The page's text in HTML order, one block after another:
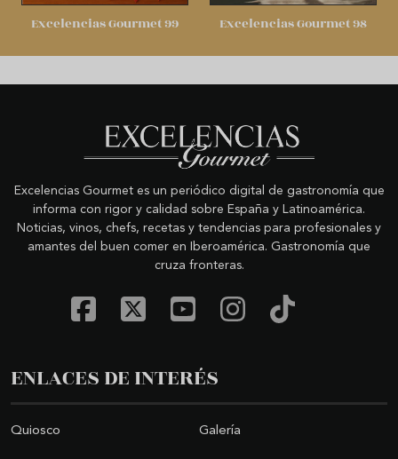
Excelencias Gourmet 99 Excelencias Gourmet 98
Excelencias Gourmet es un periódico digital de gastronomía que
informa con rigor y calidad sobre España y Latinoamérica.
Noticias, vinos, chefs, recetas y tendencias para profesionales y
amantes del buen comer en Iberoamérica. Gastronomía que
cruza fronteras.
ENLACES DE INTERÉS
Quiosco Galería